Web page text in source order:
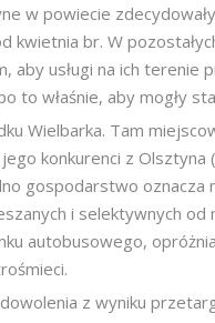
w powiecie
kwietnia br. W
aby usługi na ich terenie
to właśnie, aby mogły
Wielbarka. Tam
konkurenci z Olsztyna
gospodarstwo oznacza
i selektywnych od
autobusowego,
z wyniku